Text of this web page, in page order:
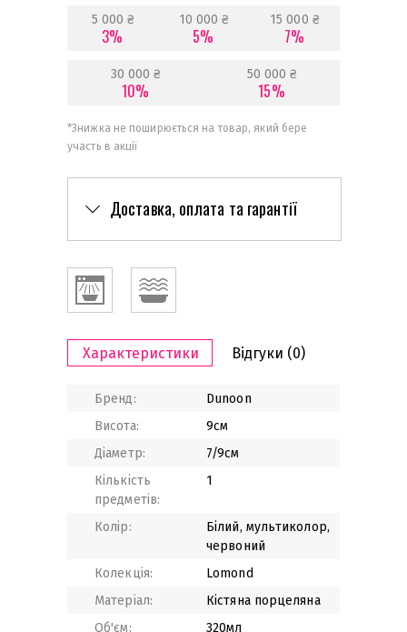
5 000 ₴
3%
10 000 ₴
5%
15 000 ₴
7%
30 000 ₴
10%
50 000 ₴
15%
*Знижка не поширюється на товар, який бере
участь в акції
Доставка, оплата та гарантії
Характеристики Відгуки (0)
Бренд:
Dunoon
Висота:
9см
Діаметр:
7/9см
Кількість
предметів:
1
Колір:
Білий, мультиколор,
червоний
Колекція:
Lomond
Матеріал:
Кістяна порцеляна
Об'єм:
320мл